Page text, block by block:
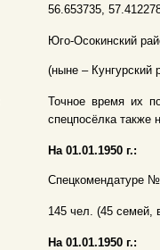
56.653735,
Юго-Осокинский
(ныне – Кунгурский
Точное время их
спецпосёлка также
На 01.01.1950 г.:
Спецкомендатуре
145 чел. (45 семей,
На 01.01.1950 г.: